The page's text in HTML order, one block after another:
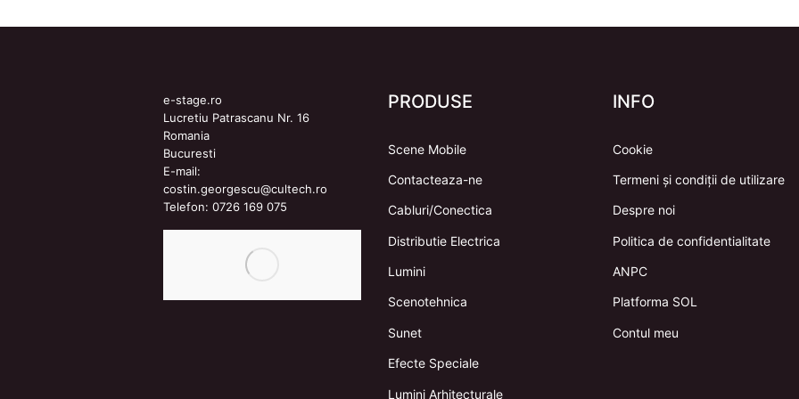
e-stage.ro
Lucretiu Patrascanu Nr. 16
Romania
Bucuresti
E-mail:
costin.georgescu@cultech.ro
Telefon: 0726 169 075
PRODUSE
Scene Mobile
Contacteaza-ne
Cabluri/Conectica
Distributie Electrica
Lumini
Scenotehnica
Sunet
Efecte Speciale
Lumini Arhitecturale
INFO
Cookie
Termeni și condiții de utilizare
Despre noi
Politica de confidentialitate
ANPC
Platforma SOL
Contul meu